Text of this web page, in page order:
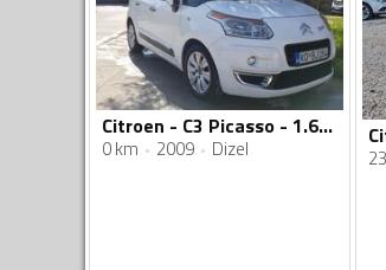
Citroen - C3 Picasso - 1.6hdi 66kw
0 km 2009 Dizel